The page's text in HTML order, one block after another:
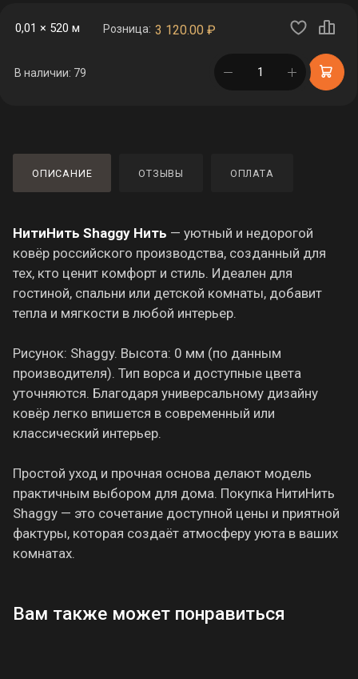
0,01 × 520 м Розница: 3 120.00 ₽
В наличии: 79 в корзине
ОПИСАНИЕ ОТЗЫВЫ ОПЛАТА
НитиНить Shaggy Нить — уютный и недорогой
ковёр российского производства, созданный для
тех, кто ценит комфорт и стиль. Идеален для
гостиной, спальни или детской комнаты, добавит
тепла и мягкости в любой интерьер.
Рисунок: Shaggy. Высота: 0 мм (по данным
производителя). Тип ворса и доступные цвета
уточняются. Благодаря универсальному дизайну
ковёр легко впишется в современный или
классический интерьер.
Простой уход и прочная основа делают модель
практичным выбором для дома. Покупка НитиНить
Shaggy — это сочетание доступной цены и приятной
фактуры, которая создаёт атмосферу уюта в ваших
комнатах.
Вам также может понравиться